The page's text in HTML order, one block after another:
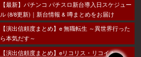
【最新】パチンコ パチスロ新台導入日スケジュー
ル (8/8更新)｜新台情報 & 噂まとめをお届け
【演出信頼度まとめ】e 無職転生 ～異世界行った
ら本気だす～
【演出信頼度まとめ】eリコリス・リコイル